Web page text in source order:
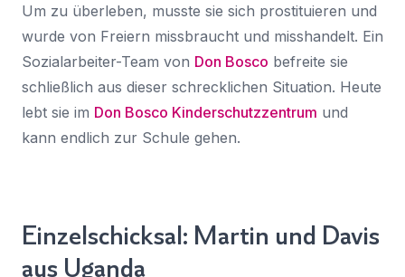
Um zu überleben, musste sie sich prostituieren und
wurde von Freiern missbraucht und misshandelt. Ein
Sozialarbeiter-Team von Don Bosco befreite sie
schließlich aus dieser schrecklichen Situation. Heute
lebt sie im Don Bosco Kinderschutzzentrum und
kann endlich zur Schule gehen.
Einzelschicksal: Martin und Davis
aus Uganda